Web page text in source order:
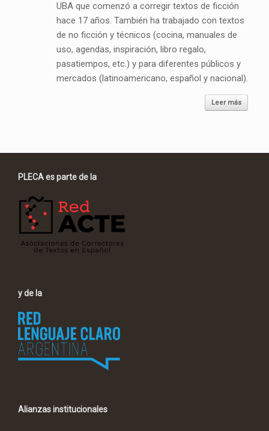
UBA que comenzó a corregir textos de ficción
hace 17 años. También ha trabajado con textos
de no ficción y técnicos (cocina, manuales de
uso, agendas, inspiración, libro regalo,
pasatiempos, etc.) y para diferentes públicos y
mercados (latinoamericano, español y nacional).
Leer más
PLECA es parte de la
y de la
Alianzas institucionales